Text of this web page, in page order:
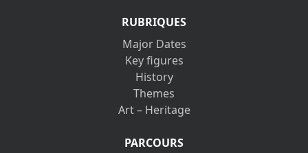
RUBRIQUES
Major Dates
Key figures
History
Themes
Art – Heritage
PARCOURS